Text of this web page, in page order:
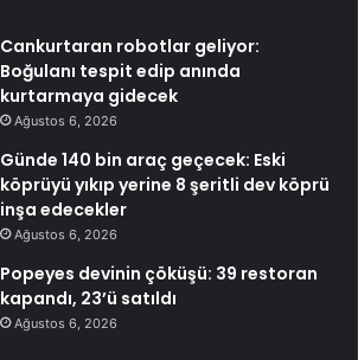
Cankurtaran robotlar geliyor:
Boğulanı tespit edip anında
kurtarmaya gidecek
Ağustos 6, 2026
Günde 140 bin araç geçecek: Eski
köprüyü yıkıp yerine 8 şeritli dev köprü
inşa edecekler
Ağustos 6, 2026
Popeyes devinin çöküşü: 39 restoran
kapandı, 23’ü satıldı
Ağustos 6, 2026